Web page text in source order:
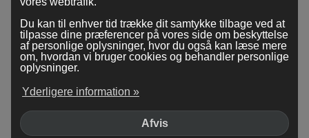
Du kan til enhver tid trække dit samtykke tilbage ved at
tilpasse dine præferencer på vores side om beskyttelse
af personlige oplysninger, hvor du også kan læse mere
om, hvordan vi bruger cookies og behandler personlige
oplysninger.
Yderligere information »
Afvis